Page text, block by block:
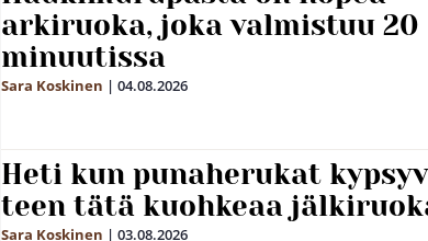
arkiruoka, joka valmistuu 20
minuutissa
Sara Koskinen | 04.08.2026
Heti kun punaherukat
teen tätä kuohkeaa
Sara Koskinen | 03.08.2026